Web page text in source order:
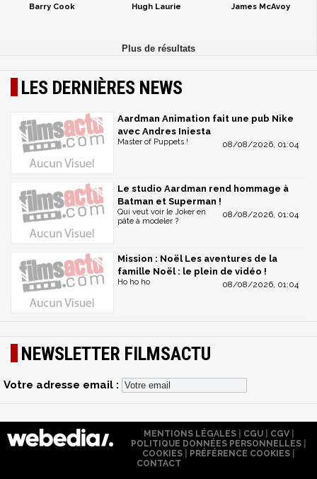
Barry Cook Hugh Laurie James McAvoy
LES DERNIÈRES NEWS
Aardman Animation fait une pub Nike
avec Andres Iniesta
08/08/2026, 01:04
Master of Puppets !
Le studio Aardman rend hommage à
Batman et Superman !
08/08/2026, 01:04
Qui veut voir le Joker en
pâte à modeler ?
Mission : Noël Les aventures de la
famille Noël : le plein de vidéo !
08/08/2026, 01:04
Ho ho ho
NEWSLETTER FILMSACTU
Votre adresse email :
MENTIONS LÉGALES| CGU| CGV|
POLITIQUE DONNÉES PERSONNELLES
COOKIES
PRÉFÉRENCE COOKIES
CONTACT